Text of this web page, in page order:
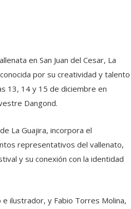
en San Juan del Cesar, La
por su creatividad y talento
13, 14 y 15 de diciembre en
Dangond.
La Guajira, incorpora el
representativos del vallenato,
y su conexión con la identidad
ilustrador, y Fabio Torres Molina,